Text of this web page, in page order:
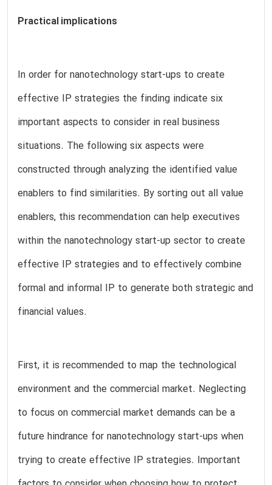
Practical implications
In order for nanotechnology start-ups to create
effective IP strategies the finding indicate six
important aspects to consider in real business
situations. The following six aspects were
constructed through analyzing the identified value
enablers to find similarities. By sorting out all value
enablers, this recommendation can help executives
within the nanotechnology start-up sector to create
effective IP strategies and to effectively combine
formal and informal IP to generate both strategic and
financial values.
First, it is recommended to map the technological
environment and the commercial market. Neglecting
to focus on commercial market demands can be a
future hindrance for nanotechnology start-ups when
trying to create effective IP strategies. Important